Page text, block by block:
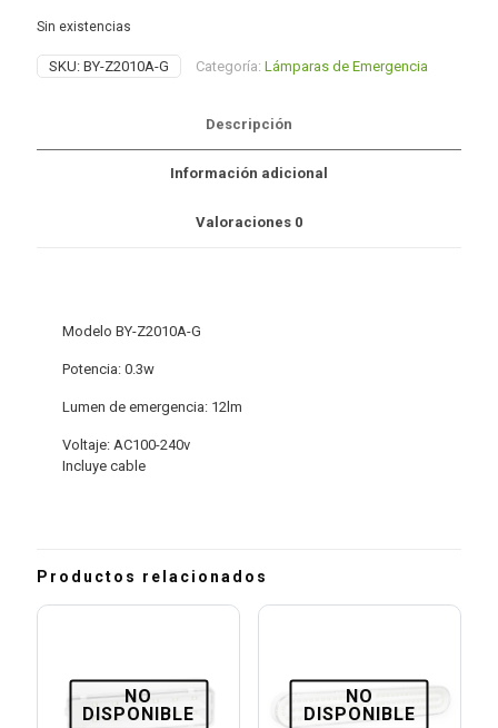
Sin existencias
SKU: BY-Z2010A-G Categoría: Lámparas de Emergencia
Descripción
Información adicional
Valoraciones 0
Modelo BY-Z2010A-G
Potencia: 0.3w
Lumen de emergencia: 12lm
Voltaje: AC100-240v
Incluye cable
Productos relacionados
NO
DISPONIBLE
NO
DISPONIBLE